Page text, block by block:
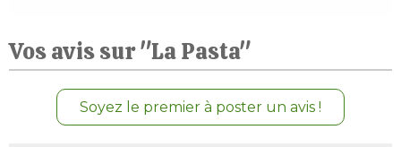
Vos avis sur "La Pasta"
Soyez le premier à poster un avis !